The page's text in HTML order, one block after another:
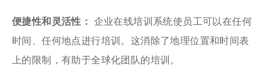
便捷性和灵活性： 企业在线培训系统使员工可以在任何
时间、任何地点进行培训。这消除了地理位置和时间表
上的限制，有助于全球化团队的培训。